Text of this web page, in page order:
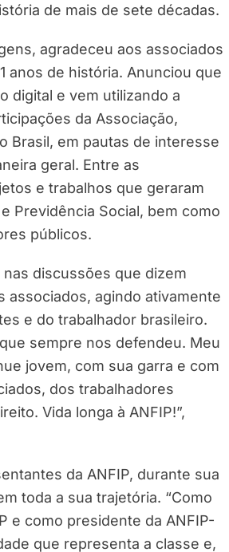
de mais de sete décadas.
agradeceu aos associados
anos de história. Anunciou que
digital e vem utilizando a
da Associação,
Brasil, em pautas de interesse
geral. Entre as
e trabalhos que geraram
Previdência Social, bem como
públicos.
discussões que dizem
agindo ativamente
e do trabalhador brasileiro.
sempre nos defendeu. Meu
jovem, com sua garra e com
dos trabalhadores
Vida longa à ANFIP!”,
da ANFIP, durante sua
toda a sua trajetória. “Como
e como presidente da ANFIP-
que representa a classe e,